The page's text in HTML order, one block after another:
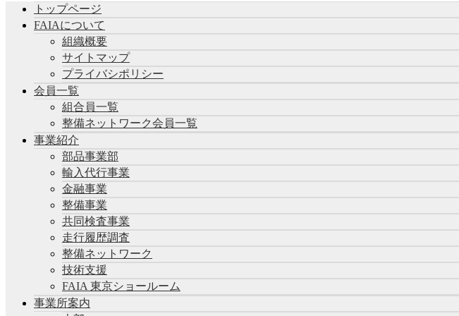
トップページ
FAIAについて
組織概要
サイトマップ
プライバシポリシー
会員一覧
組合員一覧
整備ネットワーク会員一覧
事業紹介
部品事業部
輸入代行事業
金融事業
整備事業
共同検査事業
走行履歴調査
整備ネットワーク
技術支援
FAIA 東京ショールーム
事業所案内